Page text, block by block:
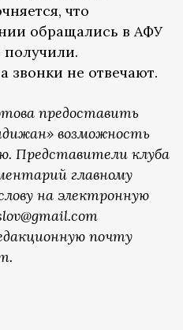
что
обращались в АФУ
звонки не отвечают.
предоставить
возможность
Представители клуба
главному
на электронную
почту